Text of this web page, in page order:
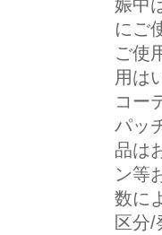
娠中
にご
ご使
用は
コー
パッ
品は
ン等
数に
区分